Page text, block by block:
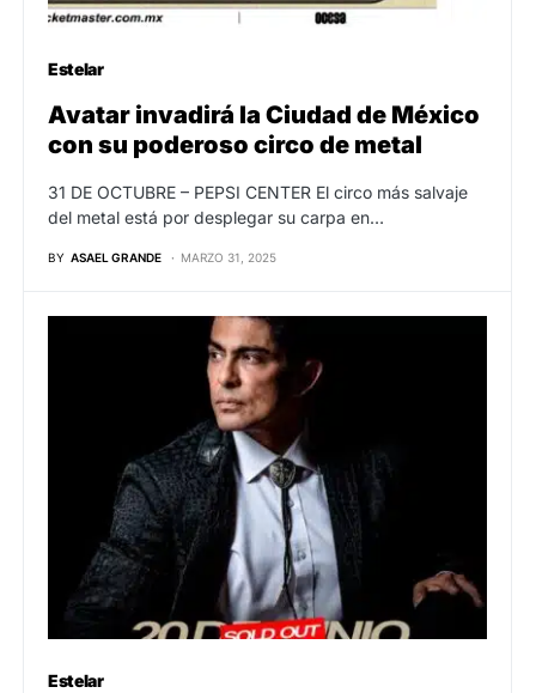
Estelar
Avatar invadirá la Ciudad de México
con su poderoso circo de metal
31 DE OCTUBRE – PEPSI CENTER El circo más salvaje
del metal está por desplegar su carpa en…
BY ASAEL GRANDE MARZO 31, 2025
Estelar